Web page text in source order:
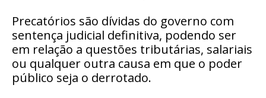
Precatórios são dívidas do governo com
sentença judicial definitiva, podendo ser
em relação a questões tributárias, salariais
ou qualquer outra causa em que o poder
público seja o derrotado.